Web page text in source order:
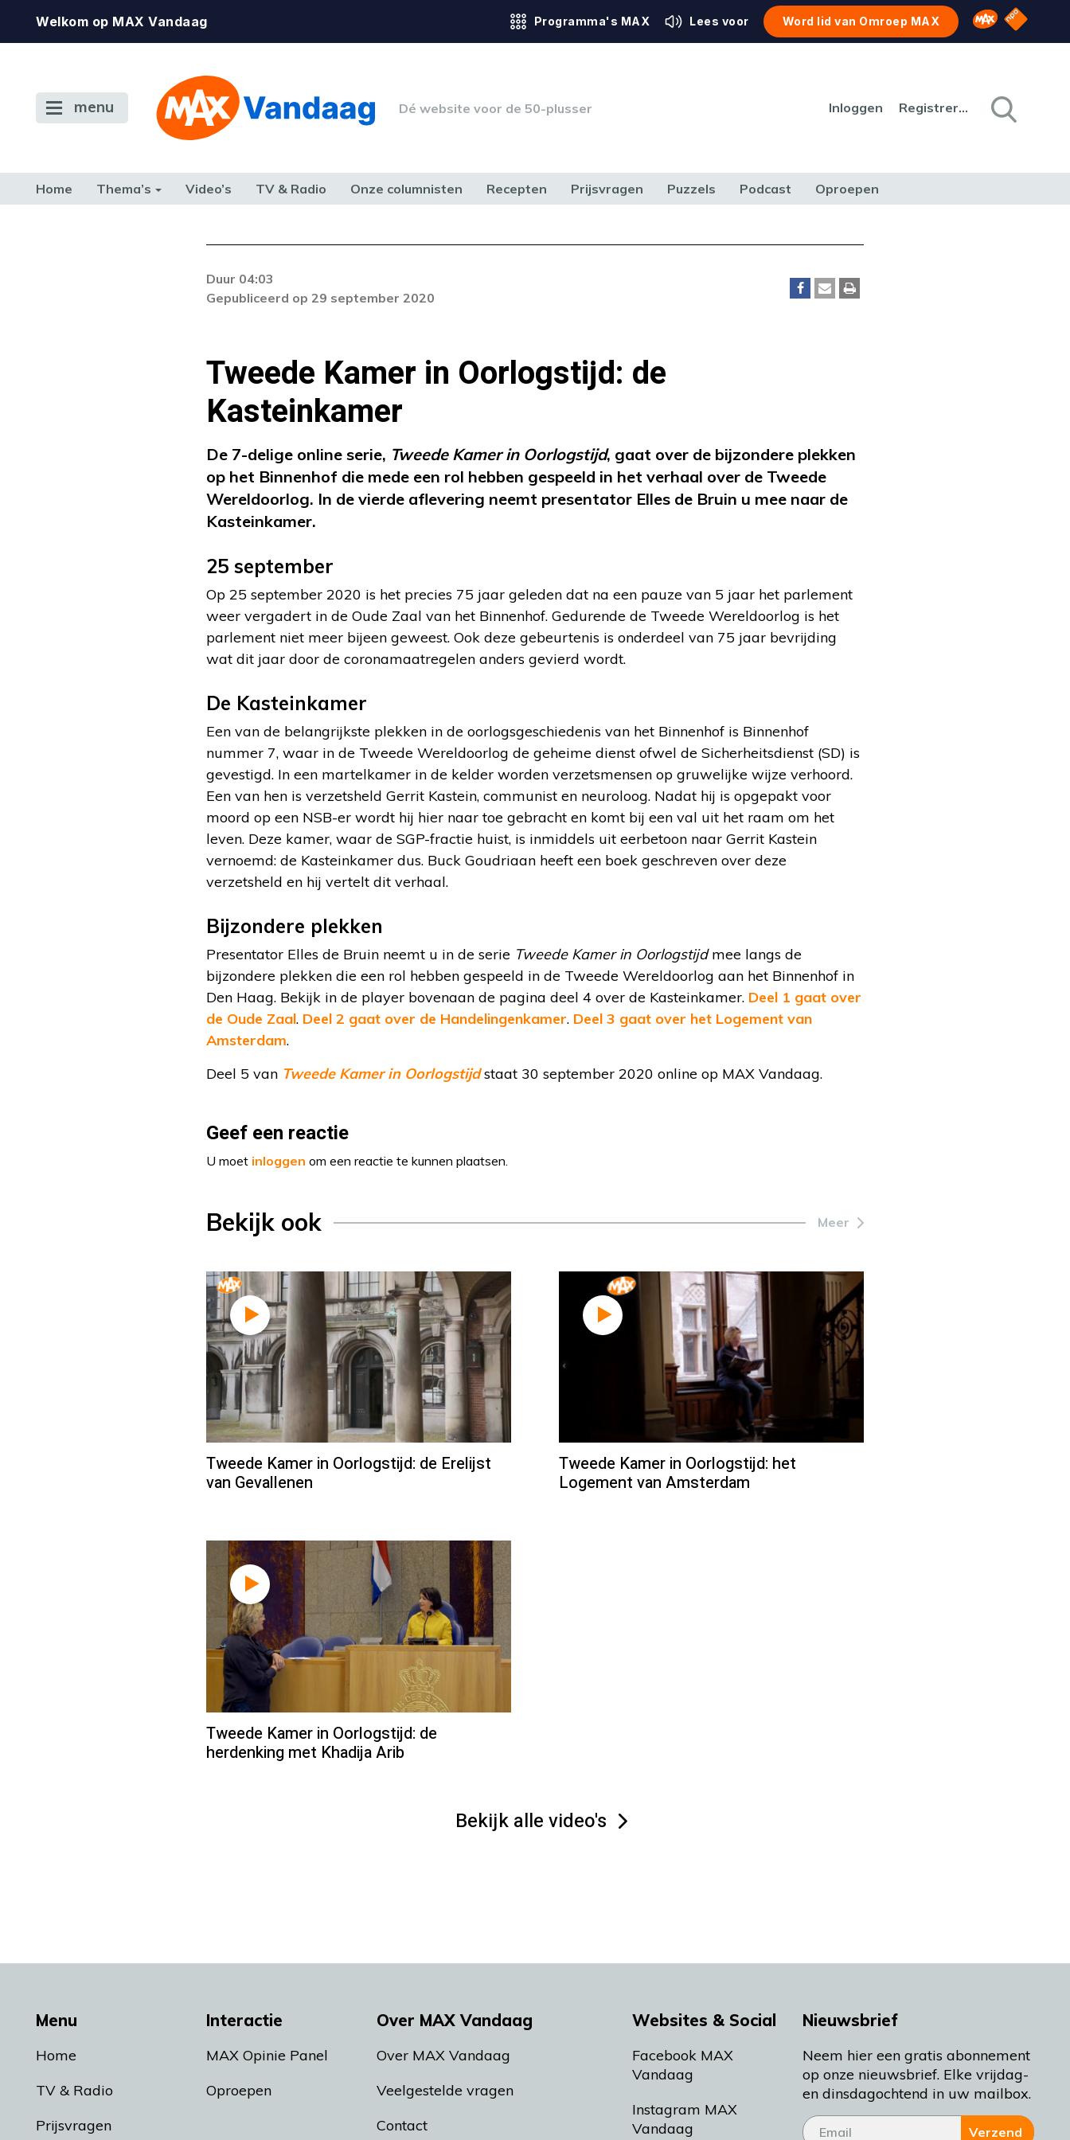
Welkom op MAX Vandaag Programma's MAX Lees voor Word lid van Omroep MAX Omroep MAX
NPO
menu Dé website voor de 50-plusser Inloggen Registreren
Home Thema’s Video’s TV & Radio Onze columnisten Recepten Prijsvragen Puzzels Podcast Oproepen
Duur 04:03
Gepubliceerd op 29 september 2020
Tweede Kamer in Oorlogstijd: de
Kasteinkamer
De 7-delige online serie, Tweede Kamer in Oorlogstijd, gaat over de bijzondere plekken
op het Binnenhof die mede een rol hebben gespeeld in het verhaal over de Tweede
Wereldoorlog. In de vierde aflevering neemt presentator Elles de Bruin u mee naar de
Kasteinkamer.
25 september
Op 25 september 2020 is het precies 75 jaar geleden dat na een pauze van 5 jaar het parlement
weer vergadert in de Oude Zaal van het Binnenhof. Gedurende de Tweede Wereldoorlog is het
parlement niet meer bijeen geweest. Ook deze gebeurtenis is onderdeel van 75 jaar bevrijding
wat dit jaar door de coronamaatregelen anders gevierd wordt.
De Kasteinkamer
Een van de belangrijkste plekken in de oorlogsgeschiedenis van het Binnenhof is Binnenhof
nummer 7, waar in de Tweede Wereldoorlog de geheime dienst ofwel de Sicherheitsdienst (SD) is
gevestigd. In een martelkamer in de kelder worden verzetsmensen op gruwelijke wijze verhoord.
Een van hen is verzetsheld Gerrit Kastein, communist en neuroloog. Nadat hij is opgepakt voor
moord op een NSB-er wordt hij hier naar toe gebracht en komt bij een val uit het raam om het
leven. Deze kamer, waar de SGP-fractie huist, is inmiddels uit eerbetoon naar Gerrit Kastein
vernoemd: de Kasteinkamer dus. Buck Goudriaan heeft een boek geschreven over deze
verzetsheld en hij vertelt dit verhaal.
Bijzondere plekken
Presentator Elles de Bruin neemt u in de serie Tweede Kamer in Oorlogstijdmee langs de
bijzondere plekken die een rol hebben gespeeld in de Tweede Wereldoorlog aan het Binnenhof in
Den Haag. Bekijk in de player bovenaan de pagina deel 4 over de Kasteinkamer. Deel 1 gaat over
de Oude Zaal. Deel 2 gaat over de Handelingenkamer. Deel 3 gaat over het Logement van
Amsterdam.
Deel 5 van Tweede Kamer in Oorlogstijdstaat 30 september 2020 online op MAX Vandaag.
Geef een reactie
U moet inloggen om een reactie te kunnen plaatsen.
Bekijk ook Meer
Tweede Kamer in Oorlogstijd: de Erelijst
van Gevallenen
Tweede Kamer in Oorlogstijd: het
Logement van Amsterdam
Tweede Kamer in Oorlogstijd: de
herdenking met Khadija Arib
Bekijk alle video's
Menu
Home
TV & Radio
Prijsvragen
Interactie
MAX Opinie Panel
Oproepen
Over MAX Vandaag
Over MAX Vandaag
Veelgestelde vragen
Contact
Websites & Social
Facebook MAX
Vandaag
Instagram MAX
Vandaag
Nieuwsbrief
Neem hier een gratis abonnement
op onze nieuwsbrief. Elke vrijdag-
en dinsdagochtend in uw mailbox.
Verzend